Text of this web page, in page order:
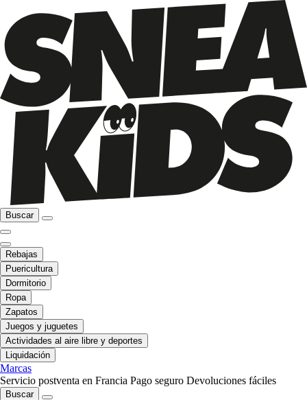
Buscar
Rebajas
Puericultura
Dormitorio
Ropa
Zapatos
Juegos y juguetes
Actividades al aire libre y deportes
Liquidación
Marcas
Servicio postventa en Francia Pago seguro Devoluciones fáciles
Buscar